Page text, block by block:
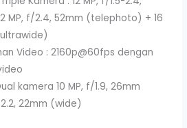
MP, f/2.4, 52mm (telephoto) + 16
Video : 2160p@60fps dengan
kamera 10 MP, f/1.9, 26mm
22mm (wide)